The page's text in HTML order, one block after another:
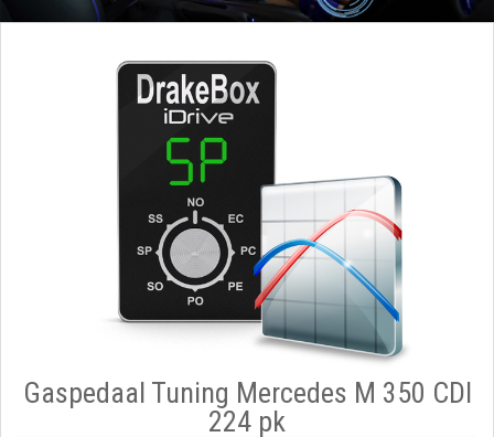
Gaspedaal Tuning Mercedes M 350 CDI
224 pk